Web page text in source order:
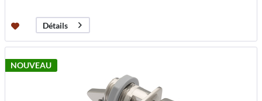
Détails
NOUVEAU